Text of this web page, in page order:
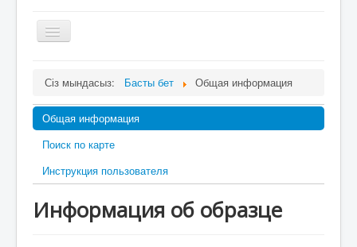
шарлауды
қосу/
Публикации
Фотогаллерея
Контакты
Кіру
Сіз мындасыз: Басты бет Общая информация
Общая информация
Поиск по карте
Инструкция пользователя
Информация об образце